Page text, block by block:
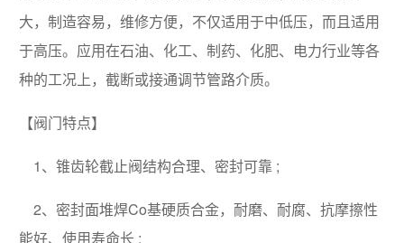
大，制造容易，维修方便，不仅适用于中低压，而且适用
于高压。应用在石油、化工、制药、化肥、电力行业等各
种的工况上，截断或接通调节管路介质。
【阀门特点】
1、锥齿轮截止阀结构合理、密封可靠 ;
2、密封面堆焊Co基硬质合金，耐磨、耐腐、抗摩擦性
能好、使用寿命长 ;